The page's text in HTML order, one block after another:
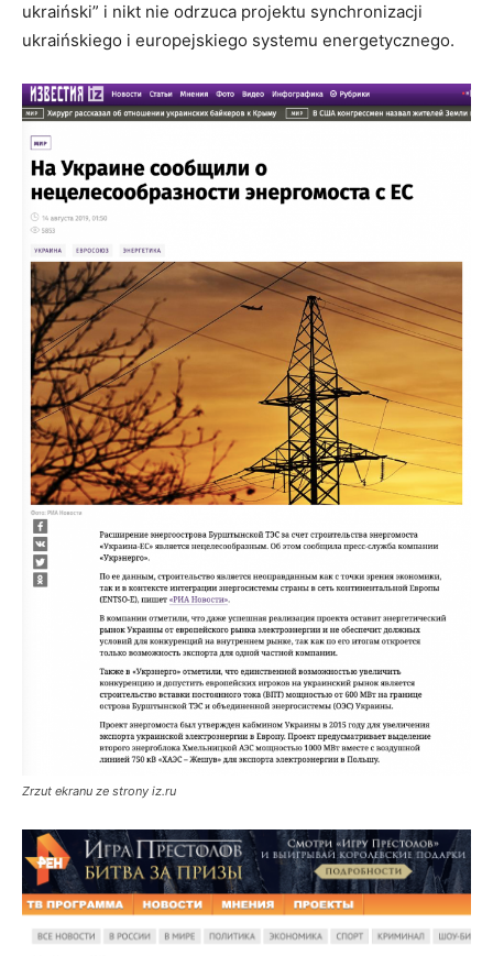
ukraiński” i nikt nie odrzuca projektu synchronizacji
ukraińskiego i europejskiego systemu energetycznego.
Zrzut ekranu ze strony iz.ru